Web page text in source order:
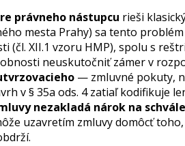
právneho nástupcu rieši
mesta Prahy) sa tento
(čl. XII.1 vzoru HMP), spolu s
neuskutočniť zámer v
— zmluvné pokuty,
v § 35a ods. 4 zatiaľ kodifikuje
nezakladá nárok na
uzavretím zmluvy domôcť